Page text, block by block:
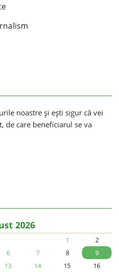
noastre și ești sigur că vei
de care beneficiarul se va
2026
1
2
6 7 8
9
13 14 15
16